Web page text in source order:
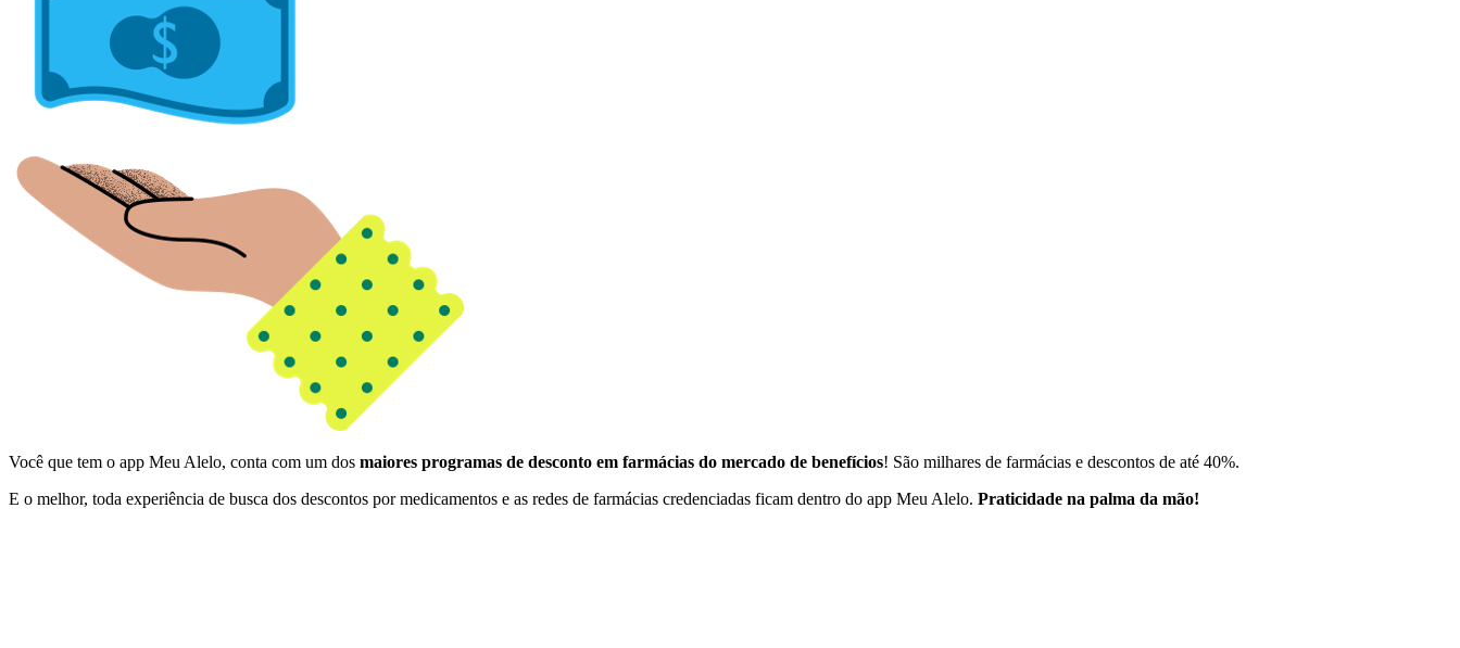
Você que tem o app Meu Alelo, conta com um dos maiores programas de desconto em farmácias do mercado de benefícios! São milhares de farmácias e descontos de até 40%.
E o melhor, toda experiência de busca dos descontos por medicamentos e as redes de farmácias credenciadas ficam dentro do app Meu Alelo. Praticidade na palma da mão!